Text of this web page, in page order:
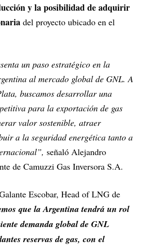
y la posibilidad de adquirir
del proyecto ubicado en el
un paso estratégico en la
al mercado global de GNL. A
buscamos desarrollar una
para la exportación de gas
valor sostenible, atraer
a la seguridad energética tanto a
señaló Alejandro
de Camuzzi Gas Inversora S.A.
Escobar, Head of LNG de
que la Argentina tendrá un rol
demanda global de GNL
reservas de gas, con el